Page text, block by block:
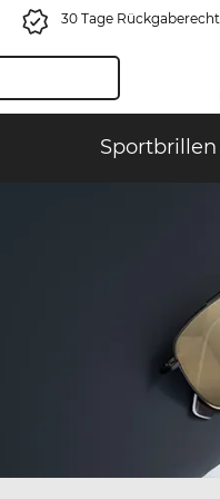
30 Tage Rückgaberecht
Sportbrillen